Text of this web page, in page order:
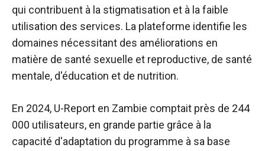
qui contribuent à la stigmatisation et à la faible
utilisation des services. La plateforme identifie les
domaines nécessitant des améliorations en
matière de santé sexuelle et reproductive, de santé
mentale, d'éducation et de nutrition.
En 2024, U-Report en Zambie comptait près de 244
000 utilisateurs, en grande partie grâce à la
capacité d'adaptation du programme à sa base